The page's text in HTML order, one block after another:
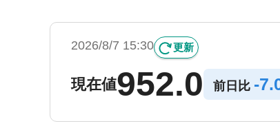
2026/8/7 15:30 更新
現在値952.0 前日比 -